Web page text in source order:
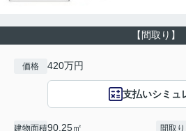
【間取り】
価格 420万円
支払いシミュ
建物面積90.25㎡ 間取り